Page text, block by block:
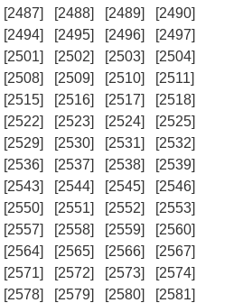
[2487] [2488] [2489]
[2490]
[2494] [2495] [2496]
[2497]
[2501] [2502] [2503]
[2504]
[2508] [2509] [2510]
[2511]
[2515] [2516] [2517]
[2518]
[2522] [2523] [2524]
[2525]
[2529] [2530] [2531]
[2532]
[2536] [2537] [2538]
[2539]
[2543] [2544] [2545]
[2546]
[2550] [2551] [2552]
[2553]
[2557] [2558] [2559]
[2560]
[2564] [2565] [2566]
[2567]
[2571] [2572] [2573]
[2574]
[2578] [2579] [2580]
[2581]